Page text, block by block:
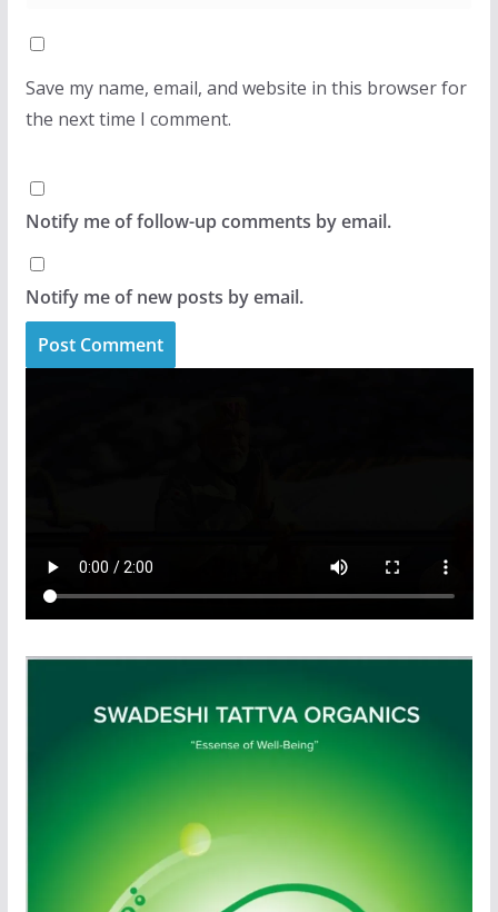
Save my name, email, and website in this browser for
the next time I comment.
Notify me of follow-up comments by email.
Notify me of new posts by email.